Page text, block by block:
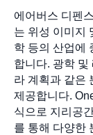
에어버스 디펜
는 위성 이미지
학 등의 산업에
합니다. 광학 및
라 계획과 같은
제공합니다.
식으로 지리공
를 통해 다양한